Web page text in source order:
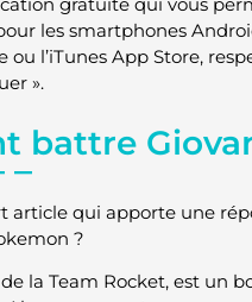
les smartphones
ou l’iTunes App Store,
».
battre
article qui apporte une
?
la Team Rocket, est un